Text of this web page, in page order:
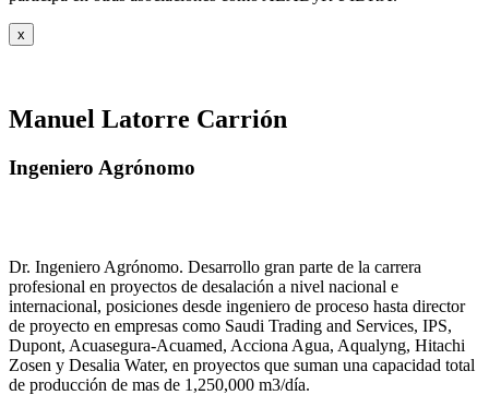
x
Manuel Latorre Carrión
Ingeniero Agrónomo
Dr. Ingeniero Agrónomo. Desarrollo gran parte de la carrera
profesional en proyectos de desalación a nivel nacional e
internacional, posiciones desde ingeniero de proceso hasta director
de proyecto en empresas como Saudi Trading and Services, IPS,
Dupont, Acuasegura-Acuamed, Acciona Agua, Aqualyng, Hitachi
Zosen y Desalia Water, en proyectos que suman una capacidad total
de producción de mas de 1,250,000 m3/día.